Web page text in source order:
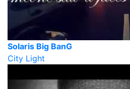
Solaris Big BanG
City Light